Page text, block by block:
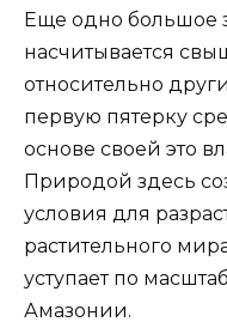
Еще одно большое
насчитывается
относительно
первую пятерку
основе своей это
Природой здесь
условия для
растительного
уступает по
Амазонии.